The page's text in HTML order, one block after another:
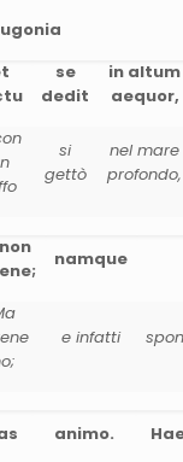
se
dedit
in altum
aequor,
si
gettò
nel mare
profondo,
namque
e infatti
animo.